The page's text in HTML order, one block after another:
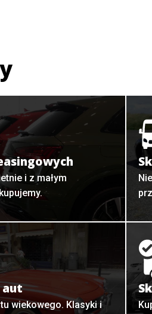
i z małym
aut
wiekowego. Klasyki i